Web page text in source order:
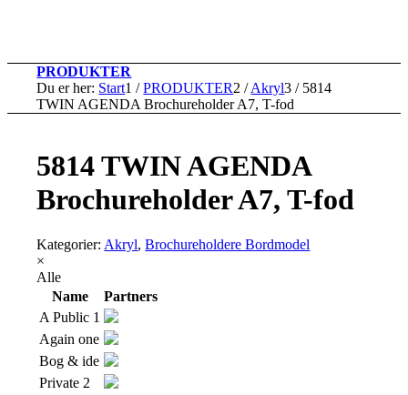
PRODUKTER
Du er her: Start1 / PRODUKTER2 / Akryl3 / 5814
TWIN AGENDA Brochureholder A7, T-fod
5814 TWIN AGENDA
Brochureholder A7, T-fod
Kategorier: Akryl,Brochureholdere Bordmodel
×
Alle
Name
Partners
A Public 1
Again one
Bog & ide
Private 2